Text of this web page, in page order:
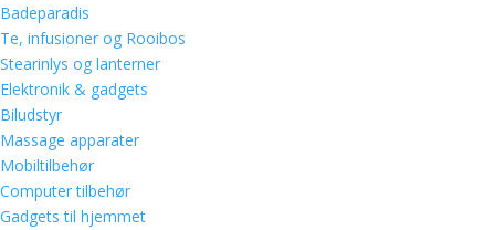
Badeparadis
Te, infusioner og Rooibos
Stearinlys og lanterner
Elektronik & gadgets
Biludstyr
Massage apparater
Mobiltilbehør
Computer tilbehør
Gadgets til hjemmet